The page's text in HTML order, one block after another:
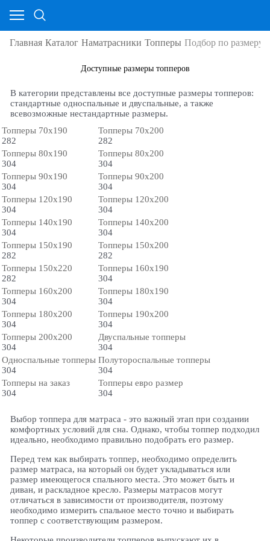
Главная Каталог Наматрасники Топперы Подбор по размеру
Доступные размеры топперов
В категории представлены все доступные размеры топперов:
стандартные односпальные и двуспальные, а также
всевозможные нестандартные размеры.
Топперы 70х190
282
Топперы 70х200
282
Топперы 80х190
304
Топперы 80х200
304
Топперы 90х190
304
Топперы 90х200
304
Топперы 120х190
304
Топперы 120х200
304
Топперы 140х190
304
Топперы 140х200
304
Топперы 150х190
282
Топперы 150х200
282
Топперы 150х220
282
Топперы 160х190
304
Топперы 160х200
304
Топперы 180х190
304
Топперы 180х200
304
Топперы 190х200
304
Топперы 200х200
304
Двуспальные топперы
304
Односпальные топперы
304
Полутороспальные топперы
304
Топперы на заказ
304
Топперы евро размер
304
Выбор топпера для матраса - это важный этап при создании
комфортных условий для сна. Однако, чтобы топпер подходил
идеально, необходимо правильно подобрать его размер.
Перед тем как выбирать топпер, необходимо определить
размер матраса, на который он будет укладываться или
размер имеющегося спального места. Это может быть и
диван, и раскладное кресло. Размеры матрасов могут
отличаться в зависимости от производителя, поэтому
необходимо измерить спальное место точно и выбирать
топпер с соответствующим размером.